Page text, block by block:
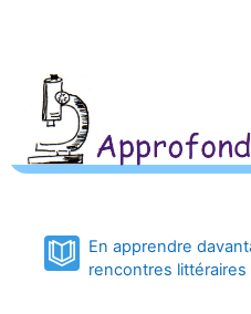
En apprendre
rencontres littéraires